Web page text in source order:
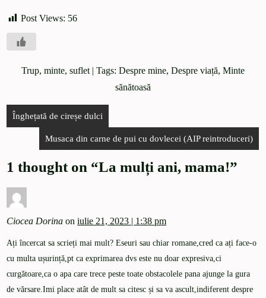
Post Views: 56
Trup, minte, suflet | Tags: Despre mine, Despre viață, Minte
sănătoasă
Înghețată de cireșe dulci
Musaca din carne de pui cu dovlecei (AIP reintroduceri)
1 thought on “La mulți ani, mama!”
Ciocea Dorina oniulie 21, 2023 | 1:38 pm
Ați încercat sa scrieți mai mult? Eseuri sau chiar romane,cred ca ați face-o
cu multa ușurință,pt ca exprimarea dvs este nu doar expresiva,ci
curgătoare,ca o apa care trece peste toate obstacolele pana ajunge la gura
de vărsare.Imi place atât de mult sa citesc și sa va ascult,indiferent despre